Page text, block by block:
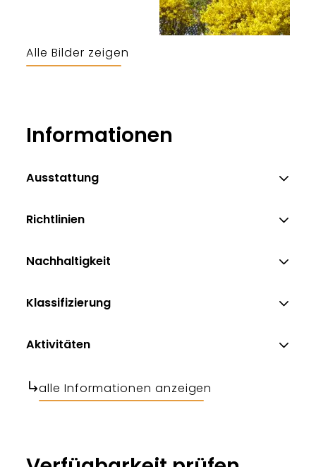
Alle Bilder zeigen
Informationen
Ausstattung
Richtlinien
Nachhaltigkeit
Klassifizierung
Aktivitäten
alle Informationen anzeigen